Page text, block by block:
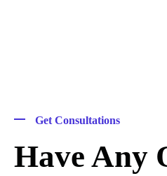
Get Consultations
Have Any